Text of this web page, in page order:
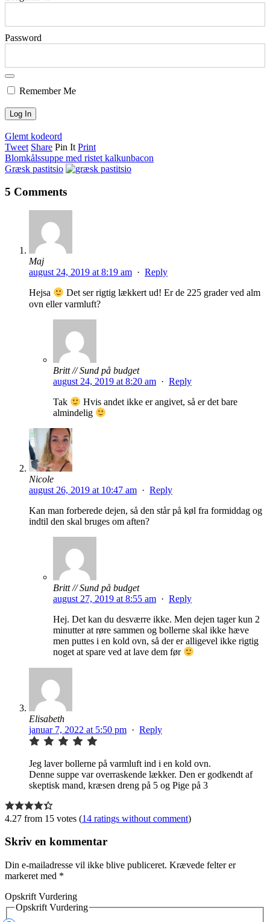
Password
Remember Me
Glemt kodeord
Tweet Share Pin It Print
Blomkålssuppe med ristet kalkunbacon
Græsk pastitsio
5 Comments
Maj
august 24, 2019 at 8:19 am · Reply
Hejsa
Det ser rigtig lækkert ud! Er de 225 grader ved alm
ovn eller varmluft?
Britt // Sund på budget
august 24, 2019 at 8:20 am · Reply
Tak
Hvis andet ikke er angivet, så er det bare
almindelig
Nicole
august 26, 2019 at 10:47 am · Reply
Kan man forberede dejen, så den står på køl fra formiddag og
indtil den skal bruges om aften?
Britt // Sund på budget
august 27, 2019 at 8:55 am · Reply
Hej. Det kan du desværre ikke. Men dejen tager kun 2
minutter at røre sammen og bollerne skal ikke hæve
men puttes i en kold ovn, så der er alligevel ikke rigtig
noget at spare ved at lave dem før
Elisabeth
januar 7, 2022 at 5:50 pm · Reply
Jeg laver bollerne på varmluft ind i en kold ovn.
Denne suppe var overraskende lækker. Den er godkendt af
skeptisk mand, kræsen dreng på 5 og Pige på 3
4.27 from 15 votes (14 ratings without comment)
Skriv en kommentar
Din e-mailadresse vil ikke blive publiceret. Krævede felter er
markeret med *
Opskrift Vurdering
Opskrift Vurdering